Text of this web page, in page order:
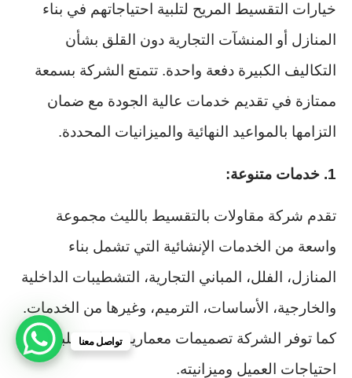
خيارات التقسيط المريح لتلبية احتياجاتهم في بناء
المنازل أو المنشآت التجارية دون القلق بشأن
التكاليف الكبيرة دفعة واحدة. تتمتع الشركة بسمعة
ممتازة في تقديم خدمات عالية الجودة مع ضمان
التزامها بالمواعيد النهائية والميزانيات المحددة.
1. خدمات متنوعة:
تقدم شركة مقاولات بالتقسيط بالليث مجموعة
واسعة من الخدمات الإنشائية التي تشمل بناء
المنازل، الفلل، المباني التجارية، التشطيبات الداخلية
والخارجية، الأساسات، الترميم، وغيرها من الخدمات.
كما توفر الشركة تصميمات معمارية مبتكرة تلبي
احتياجات العميل وميزانيته.
تواصل معنا